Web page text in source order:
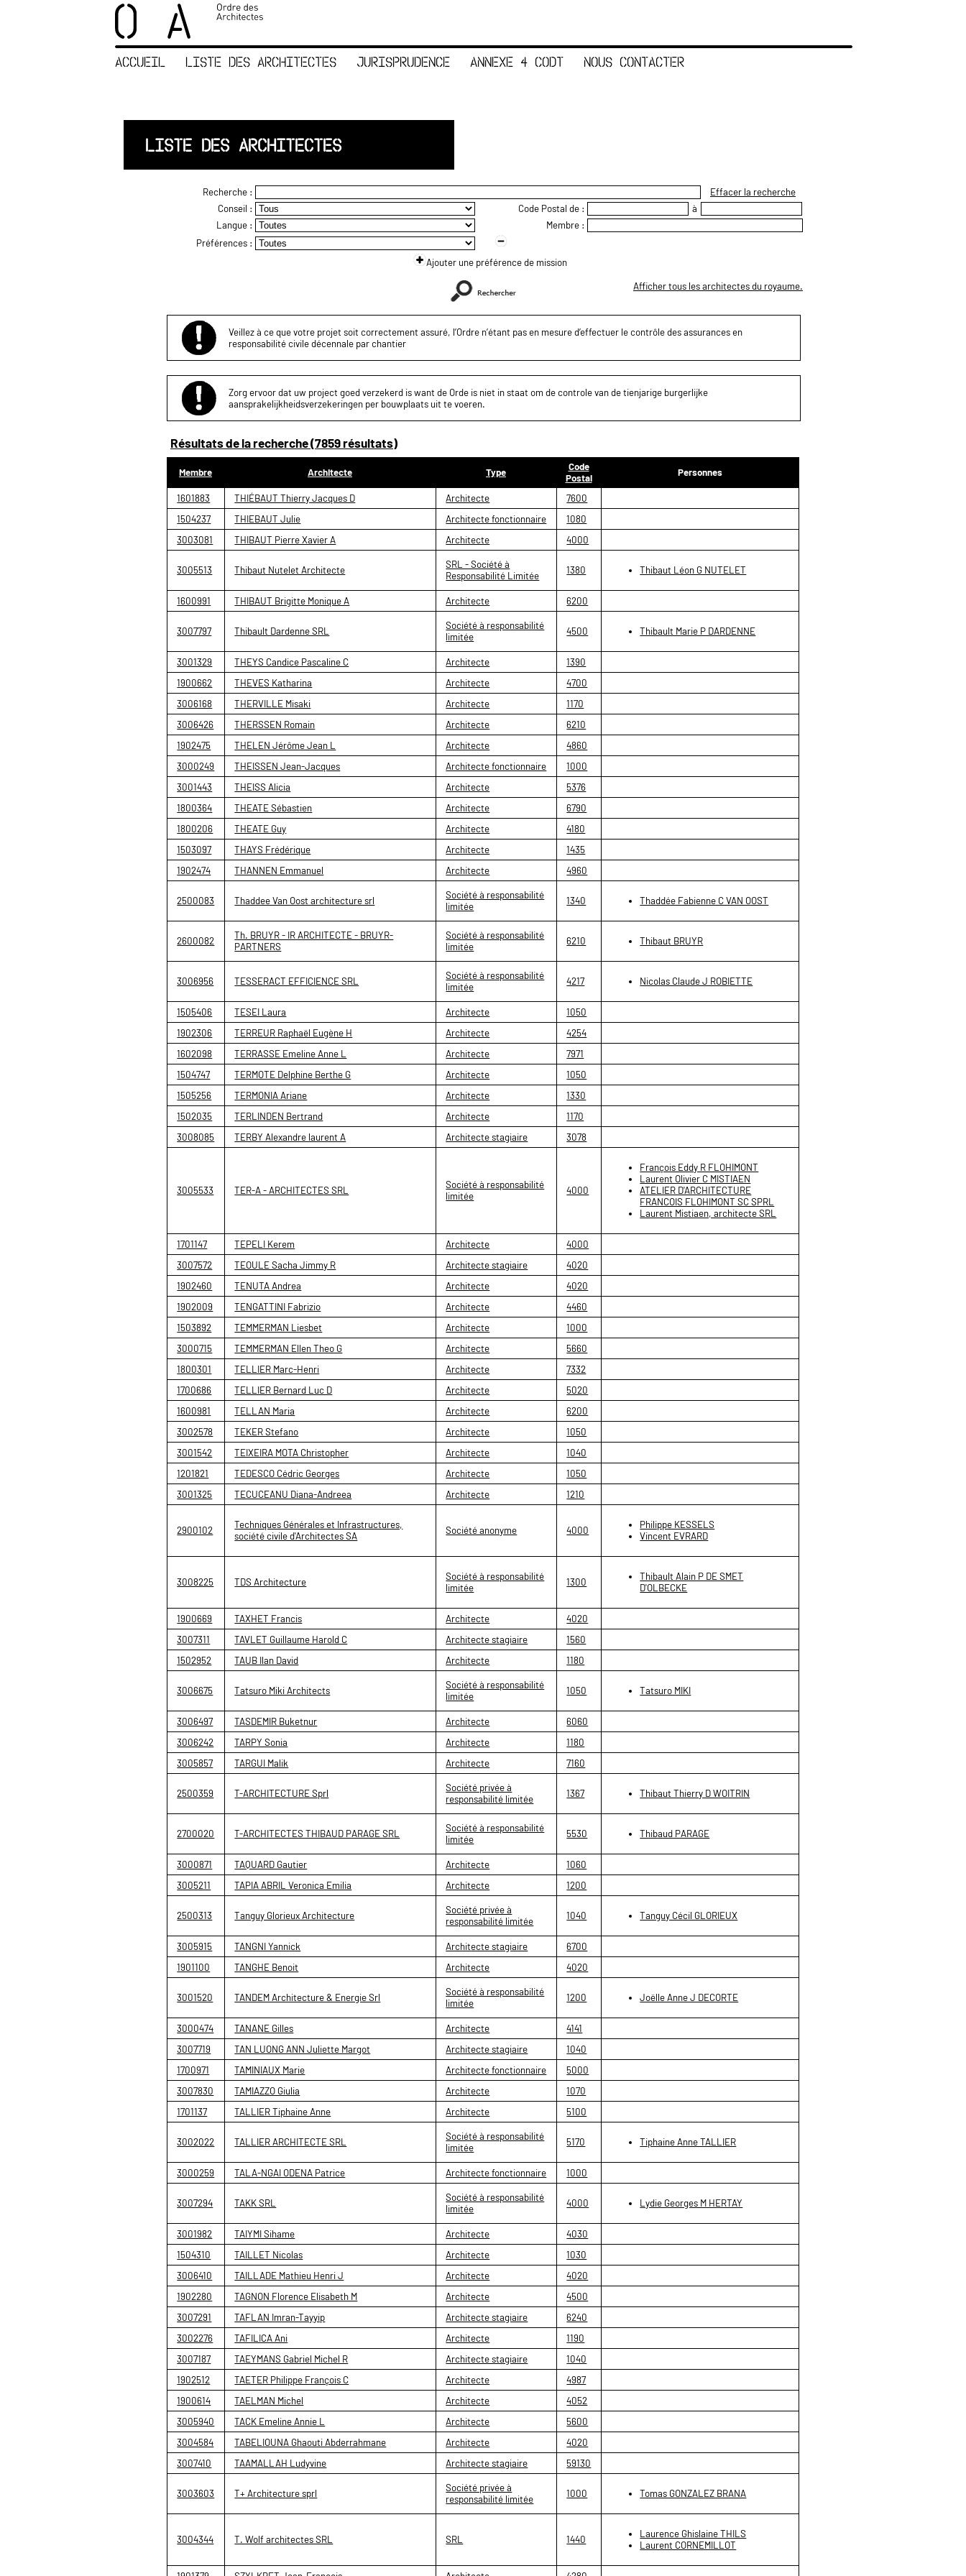
ACCUEIL LISTE DES ARCHITECTES JURISPRUDENCE ANNEXE 4 CODT NOUS CONTACTER
LISTE DES ARCHITECTES
Recherche :
Effacer la recherche
Conseil :
Code Postal de :
à
Langue :
Membre :
Préférences :
Ajouter une préférence de mission
Afficher tous les architectes du royaume.
Veillez à ce que votre projet soit correctement assuré, l’Ordre n’étant pas en mesure d’effectuer le contrôle des assurances en
responsabilité civile décennale par chantier
Zorg ervoor dat uw project goed verzekerd is want de Orde is niet in staat om de controle van de tienjarige burgerlijke
aansprakelijkheidsverzekeringen per bouwplaats uit te voeren.
Résultats de la recherche (7859 résultats)
Membre Architecte Type
Code
Postal
Personnes
1601883 THIÉBAUT Thierry Jacques D Architecte
7600
1504237
THIEBAUT Julie Architecte fonctionnaire
1080
3003081
THIBAUT Pierre Xavier A Architecte 4000
3005513 Thibaut Nutelet Architecte
SRL - Société à
Responsabilité Limitée
1380 Thibaut Léon G NUTELET
1600991 THIBAUT Brigitte Monique A Architecte 6200
3007797 Thibault Dardenne SRL
Société à responsabilité
limitée
4500 Thibault Marie P DARDENNE
3001329 THEYS Candice Pascaline C Architecte
1390
1900662
THEVES Katharina Architecte
4700
3006168
THERVILLE Misaki Architecte
1170
3006426
THERSSEN Romain Architecte
6210
1902475
THELEN Jérôme Jean L Architecte
4860
3000249
THEISSEN Jean-Jacques Architecte fonctionnaire
1000
3001443
THEISS Alicia Architecte
5376
1800364
THEATE Sébastien Architecte
6790
1800206
THEATE Guy Architecte
4180
1503097
THAYS Frédérique Architecte
1435
1902474
THANNEN Emmanuel Architecte 4960
2500083 Thaddee Van Oost architecture srl
Société à responsabilité
limitée
1340 Thaddée Fabienne C VAN OOST
2600082
Th. BRUYR - IR ARCHITECTE - BRUYR-
PARTNERS
Société à responsabilité
limitée
6210 Thibaut BRUYR
3006956 TESSERACT EFFICIENCE SRL
Société à responsabilité
limitée
4217 Nicolas Claude J ROBIETTE
1505406 TESEI Laura Architecte
1050
1902306
TERREUR Raphaël Eugène H Architecte
4254
1602098
TERRASSE Emeline Anne L Architecte
7971
1504747
TERMOTE Delphine Berthe G Architecte
1050
1505256
TERMONIA Ariane Architecte
1330
1502035
TERLINDEN Bertrand Architecte
1170
3008085
TERBY Alexandre laurent A Architecte stagiaire 3078
3005533 TER-A - ARCHITECTES SRL
Société à responsabilité
limitée
4000
François Eddy R FLOHIMONT
Laurent Olivier C MISTIAEN
ATELIER D'ARCHITECTURE
FRANCOIS FLOHIMONT SC SPRL
Laurent Mistiaen, architecte SRL
1701147 TEPELI Kerem Architecte
4000
3007572
TEOULE Sacha Jimmy R Architecte stagiaire
4020
1902460
TENUTA Andrea Architecte
4020
1902009
TENGATTINI Fabrizio Architecte
4460
1503892
TEMMERMAN Liesbet Architecte
1000
3000715
TEMMERMAN Ellen Theo G Architecte
5660
1800301
TELLIER Marc-Henri Architecte
7332
1700686
TELLIER Bernard Luc D Architecte
5020
1600981
TELLAN Maria Architecte
6200
3002578
TEKER Stefano Architecte
1050
3001542
TEIXEIRA MOTA Christopher Architecte
1040
1201821
TEDESCO Cédric Georges Architecte
1050
3001325
TECUCEANU Diana-Andreea Architecte 1210
2900102
Techniques Générales et Infrastructures,
société civile d'Architectes SA
Société anonyme 4000
Philippe KESSELS
Vincent EVRARD
3008225 TDS Architecture
Société à responsabilité
limitée
1300
Thibault Alain P DE SMET
D'OLBECKE
1900669 TAXHET Francis Architecte
4020
3007311
TAVLET Guillaume Harold C Architecte stagiaire
1560
1502952
TAUB Ilan David Architecte 1180
3006675 Tatsuro Miki Architects
Société à responsabilité
limitée
1050 Tatsuro MIKI
3006497 TASDEMIR Buketnur Architecte
6060
3006242
TARPY Sonia Architecte
1180
3005857
TARGUI Malik Architecte 7160
2500359 T-ARCHITECTURE Sprl
Société privée à
responsabilité limitée
1367 Thibaut Thierry D WOITRIN
2700020 T-ARCHITECTES THIBAUD PARAGE SRL
Société à responsabilité
limitée
5530 Thibaud PARAGE
3000871 TAQUARD Gautier Architecte
1060
3005211
TAPIA ABRIL Veronica Emilia Architecte 1200
2500313 Tanguy Glorieux Architecture
Société privée à
responsabilité limitée
1040 Tanguy Cécil GLORIEUX
3005915 TANGNI Yannick Architecte stagiaire
6700
1901100
TANGHE Benoit Architecte 4020
3001520 TANDEM Architecture & Energie Srl
Société à responsabilité
limitée
1200 Joëlle Anne J DECORTE
3000474 TANANE Gilles Architecte
4141
3007719
TAN LUONG ANN Juliette Margot Architecte stagiaire
1040
1700971
TAMINIAUX Marie Architecte fonctionnaire
5000
3007830
TAMIAZZO Giulia Architecte
1070
1701137
TALLIER Tiphaine Anne Architecte 5100
3002022 TALLIER ARCHITECTE SRL
Société à responsabilité
limitée
5170 Tiphaine Anne TALLIER
3000259 TALA-NGAI ODENA Patrice Architecte fonctionnaire 1000
3007294 TAKK SRL
Société à responsabilité
limitée
4000 Lydie Georges M HERTAY
3001982 TAIYMI Sihame Architecte
4030
1504310
TAILLET Nicolas Architecte
1030
3006410
TAILLADE Mathieu Henri J Architecte
4020
1902280
TAGNON Florence Elisabeth M Architecte
4500
3007291
TAFLAN Imran-Tayyip Architecte stagiaire
6240
3002276
TAFILICA Ani Architecte
1190
3007187
TAEYMANS Gabriel Michel R Architecte stagiaire
1040
1902512
TAETER Philippe François C Architecte
4987
1900614
TAELMAN Michel Architecte
4052
3005940
TACK Emeline Annie L Architecte
5600
3004584
TABELIOUNA Ghaouti Abderrahmane Architecte
4020
3007410
TAAMALLAH Ludyvine Architecte stagiaire 59130
3003603 T+ Architecture sprl
Société privée à
responsabilité limitée
1000 Tomas GONZALEZ BRANA
3004344 T. Wolf architectes SRL SRL 1440
Laurence Ghislaine THILS
Laurent CORNEMILLOT